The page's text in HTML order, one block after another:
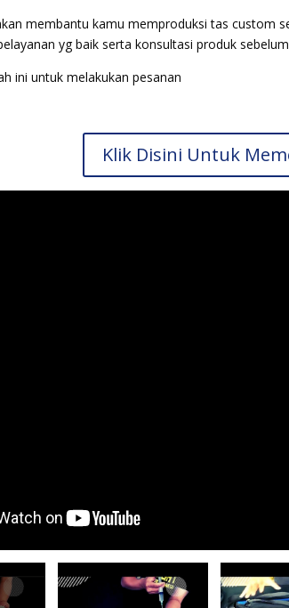
membantu kamu memproduksi tas custom
yg baik serta konsultasi produk
ini untuk melakukan pesanan
Klik Disini Untuk